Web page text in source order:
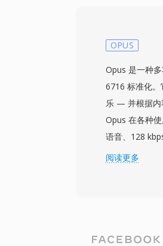
iPhone，AAC
OPUS
Opus 是一种
6716 标准化
乐 — 并根据内
Opus 在各种
语音、128
6 至 510 kbps
现代浏览器都
阅读更多